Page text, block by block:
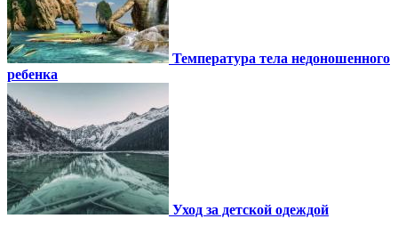
Температура тела недоношенного
ребенка
Уход за детской одеждой